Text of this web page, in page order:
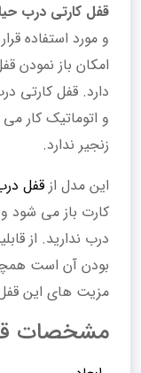
قفل کارتی درب
و مورد استفاده
امکان باز نمودن
و اتوماتیک کار
زنجیر ندارد.
این مدل ازقفل
کارت باز می شود و
درب ندارید. از
بودن آن است
مزیت های این
مشخصات